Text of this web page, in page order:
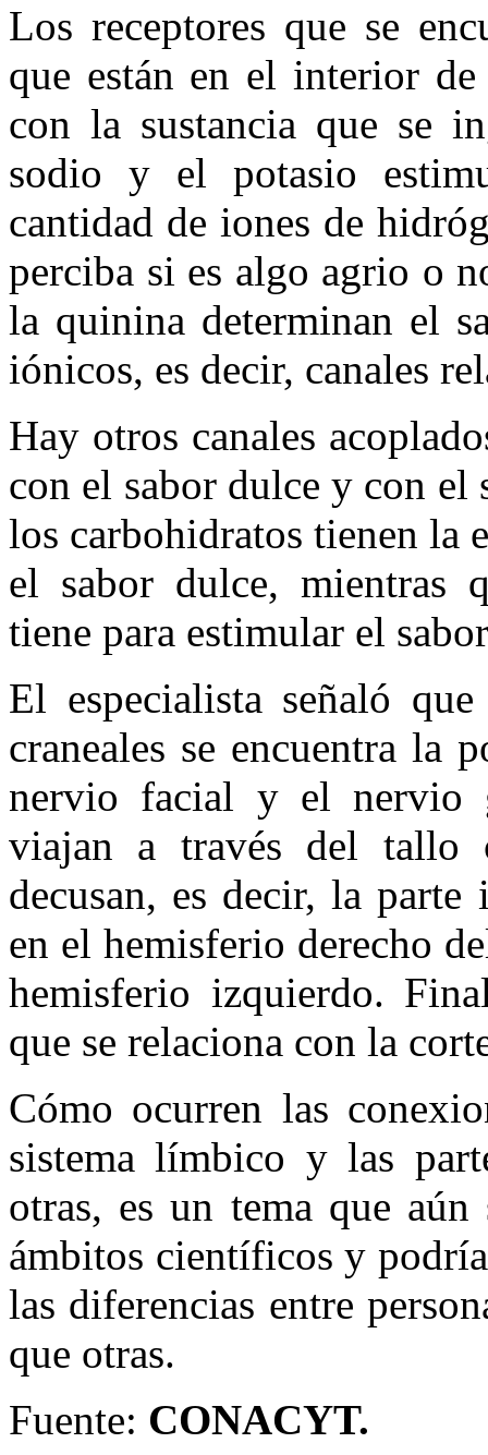
Los receptores que se
que están en el interior
con la sustancia que se
sodio y el potasio
cantidad de iones de
perciba si es algo agrio o
la quinina determinan el
iónicos, es decir, canales
Hay otros canales
con el sabor dulce y con el
los carbohidratos tienen la
el sabor dulce, mientras
tiene para estimular el
El especialista señaló
craneales se encuentra la
nervio facial y el nervio
viajan a través del tallo
decusan, es decir, la
en el hemisferio derecho
hemisferio izquierdo.
que se relaciona con la
Cómo ocurren las
sistema límbico y las
otras, es un tema que
ámbitos científicos y
las diferencias entre
que otras.
Fuente: CONACYT.